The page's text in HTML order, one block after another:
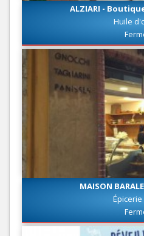
ALZIARI -
Huile
MAISON
Épicerie